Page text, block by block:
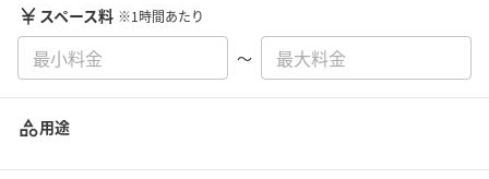
スペース料 ※1時間あたり
〜
用途